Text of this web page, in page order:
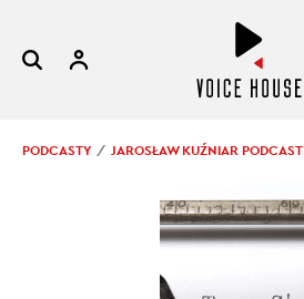
PODCASTY JAROSŁAW KUŹNIAR PODCAST